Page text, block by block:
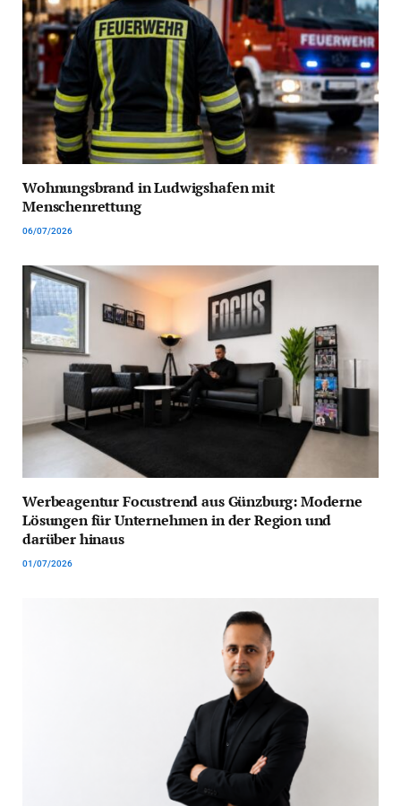
Wohnungsbrand in Ludwigshafen mit
Menschenrettung
06/07/2026
Werbeagentur Focustrend aus Günzburg: Moderne
Lösungen für Unternehmen in der Region und
darüber hinaus
01/07/2026